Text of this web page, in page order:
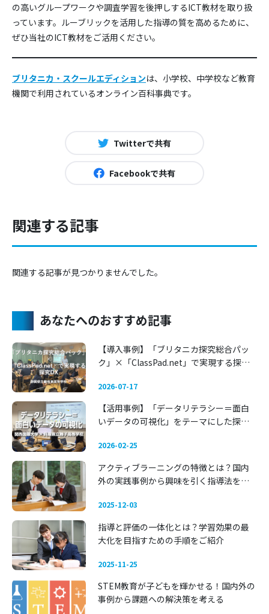
の高いグループワークや調査学習を後押しするICT教材を取り扱
っています。ルーブリックを活用した指導の質を高めるために、
ぜひ当社のICT教材をご活用ください。
ブリタニカ・スクールエディションは、小学校、中学校など教育
機関で利用されているオンライン百科事典です。
Twitterで共有
Facebookで共有
関連する記事
関連する記事が見つかりませんでした。
あなたへのおすすめ記事
【導入事例】「ブリタニカ探究総合パッ
ク」×「ClassPad.net」で実現する探究
2026-07-17
【活用事例】「データリテラシー＝面白
いデータの可視化」をテーマにした探究
等学校
2026-02-25
アクティブラーニングの特徴とは？国内
外の実践事例から興味を引く指導法を考
2025-12-03
指導と評価の一体化とは？学習効果の最
大化を目指すための手順をご紹介
2025-11-25
STEM教育が子どもを輝かせる！国内外の
事例から課題への解決策を考える